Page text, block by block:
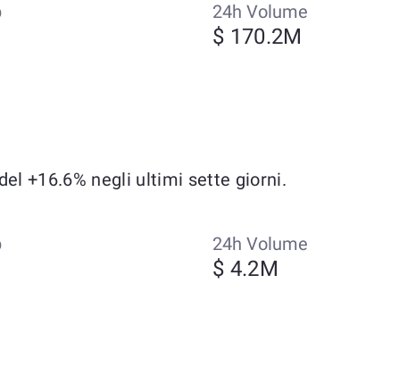
24h Volume
$ 170.2M
+16.6% negli ultimi sette giorni.
24h Volume
$ 4.2M